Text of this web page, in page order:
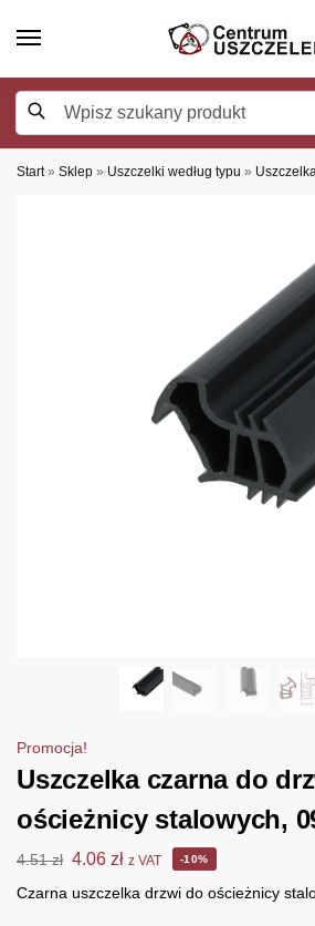
Start » Sklep » Uszczelki według typu »
Promocja!
Uszczelka czarna do
ościeżnicy stalowych,
4.51zł 4.06 zł z VAT -10%
Czarna uszczelka drzwi do ościeżnicy